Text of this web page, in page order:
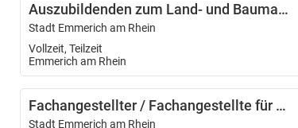
Auszubildenden zum Land- und Baumaschinenmechatroniker/ Auszubildende zur Land- und Baumaschinenmechatronikerin (m/w/d)
Stadt Emmerich am Rhein
Vollzeit, Teilzeit
Emmerich am Rhein
Fachangestellter / Fachangestellte für Medien- und Informationsdienste - Fachrichtung Bibliothek (m/w/d)
Stadt Emmerich am Rhein